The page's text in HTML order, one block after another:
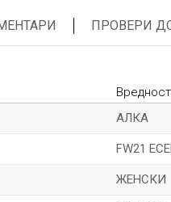
ПРОВЕРИ
Вредност
АЛКА
FW21
ЖЕНСКИ